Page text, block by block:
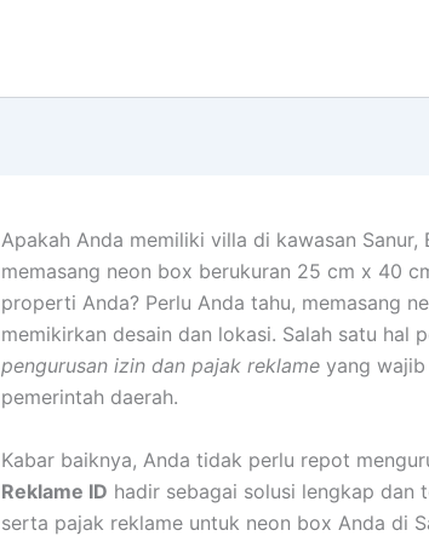
Apakah Anda memiliki villa di kawasan Sanur,
memasang neon box berukuran 25 cm x 40
properti Anda? Perlu Anda tahu, memasang
memikirkan desain dan lokasi. Salah satu hal
pengurusan izin dan pajak reklame yang
pemerintah daerah.
Kabar baiknya, Anda tidak perlu repot
Reklame ID hadir sebagai solusi lengkap dan
serta pajak reklame untuk neon box Anda di